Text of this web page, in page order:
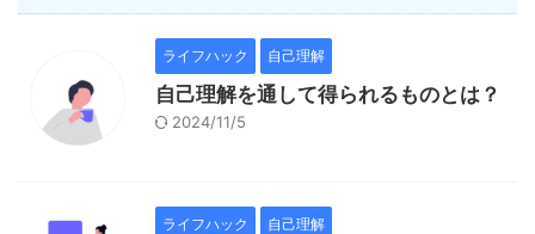
ライフハック 自己理解
自己理解を通して得られるものとは？
2024/11/5
ライフハック 自己理解